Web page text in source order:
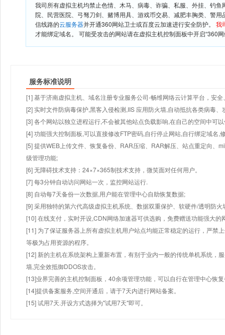
我司所有虚拟主机均禁止色情、木马、病毒、诈骗、私服、外挂、钓
院、民营医院、弓驽刀剑、赌博用具、游戏币交易、减肥丰胸类、警
信线路的云服务器并开通360网站卫士或百度云加速进行安全防护。 我
才能绑定域名。 可能受攻击的网站请在虚拟主机控制面板中开启“360
服务标准说明
[1] 基于济南虚拟主机、域名注册专业服务公司-畅维网络云计算平台，安全
[2] 实时文件防病毒保护,黑客入侵检测,IIS 应用防火墙,自动抵抗各类病毒、
[3] 各个网站以独立进程运行,不会被其他站点负载影响,在自己的空间中可
[4] 功能强大控制面板,可以直接修改FTP密码,自行停止网站,自行绑定域名,
[5] 提供WEB上传文件、恢复备份、RAR压缩、RAR解压、站点重定向、
级管理功能;
[6] 无障碍技术支持：24×7×365制技术支持，微笑面对任何用户。
[7] 每3分钟自动访问网站一次，监控网站运行.
[8] 自动每7天备份一次数据,用户能在管理中心自助恢复数据;
[9] 采用独特的第六代高级虚拟主机系统、数据双重保护、软硬件/透明防火
[10] 在线支付，实时开设,CDN网络加速器可供选购，免费赠送功能强大
[11] 为了保证服务器上所有虚拟主机用户站点均能正常稳定的运行，严禁
等极为占用资源的程序。
[12] 新的主机在系统架构上重新布置，有别于业内一般的传统单机系统，
墙,完全效抵御DDOS攻击。
[13]业界完善的主机控制面板，40余项管理功能，可以自行在管理中心恢
[14]提供备案服务,空间开通后，请于7天内进行网站备案。
[15] 试用7天.开设方式选择为"试用7天"即可。